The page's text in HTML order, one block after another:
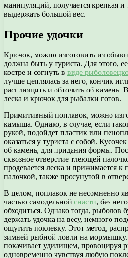
манипуляций, получается крепкая и
выдержать большой вес.
Прочие удочки
Крючок, можно изготовить из
должна быть у туриста. Для этого,
костре и согнуть в виде
лучше цеплялась за него, кончик
расплющить и обточить об камень.
леска и крючок для рыбалки готов.
Примитивный поплавок, можно
камыша. Однако, в случае, если
рукой, подойдет пластик или
оказаться у туриста с собой.
об камень, для придания формы.
сквозное отверстие тлеющей
продевается леска и прижимается к
палочкой, также просунутой в
В целом, поплавок не несомненно
частью самодельной снасти, без
обходиться. Однако тогда, рыболов
держать удочка на весу, немного
ощутить поклевку. Этот метод,
зимней рыбной ловли на
покачивает удилищем, провоцируя
одновременно чувствуя любую